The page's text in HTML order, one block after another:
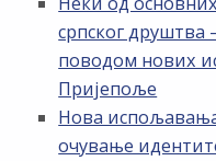
српског друштва
поводом нових
Пријепоље
Нова
очување